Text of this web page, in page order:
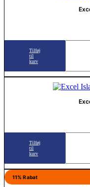
Tilføj
til
kurv
Tilføj
til
kurv
11% Rabat